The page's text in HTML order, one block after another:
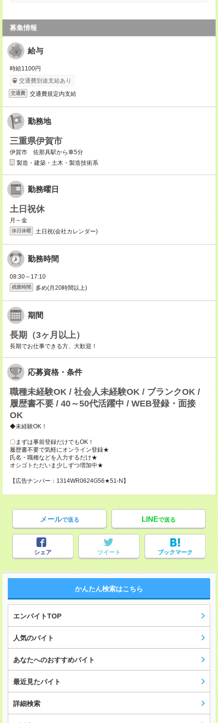
募集情報
給与
時給1100円
交通費別途支給あり
交通費 交通費規定内支給
勤務地
三重県伊賀市
伊賀市 佐那具駅から車5分
製造・建築・土木・製造技術系
勤務曜日
土日祝休
月～金
休日休暇 土日祝(会社カレンダー)
勤務時間
08:30～17:10
残業時間 多め(月20時間以上)
期間
長期（3ヶ月以上）
長期でお仕事できる方、大歓迎！
応募資格・条件
職種未経験OK / 社会人未経験OK / ブランクOK /
履歴書不要 / 40～50代活躍中 / WEB登録・面接
OK
◆未経験OK！
〇まずは事前登録だけでもOK！
履歴書不要で気軽にオンライン登録★
氏名・職種などを入力するだけ★
オシゴトただいま少しずつ増加中★
【広告ナンバー：1314WR0624G56★51-N】
メールで送る LINEで送る
シェア ツイート ブックマーク
かんたん検索はこちら
エンバイトTOP
人気のバイト
あなたへのおすすめバイト
最近見たバイト
詳細検索